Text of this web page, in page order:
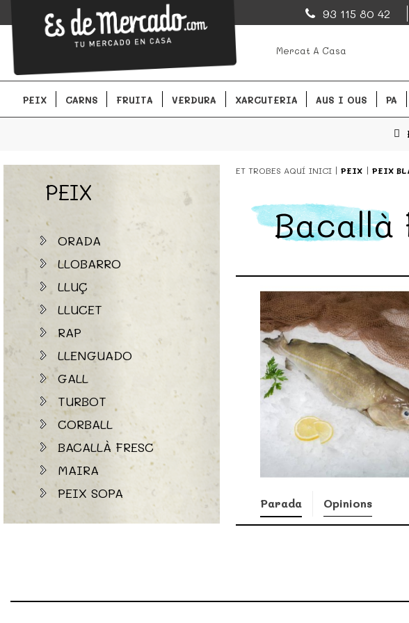
EsDeMercado.com
EsDeMercado.com te lleva a casa los mejores productos de los mejores mercados
Barcelona y de productores locales.
93 115 80 42
Mercat A Casa
PEIX CARNS FRUITA VERDURA XARCUTERIA AUS I OUS PA
PEIX
ORADA
LLOBARRO
LLUÇ
LLUCET
RAP
LLENGUADO
GALL
TURBOT
CORBALL
BACALLÀ FRESC
MAIRA
PEIX SOPA
ET TROBES AQUÍ INICI PEIX PEIX
Bacallà
Parada Opinions